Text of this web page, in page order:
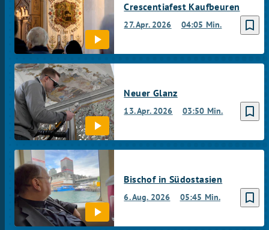
bookmark_border
27. Apr. 2026 04:05 Min.
Crescentiafest Kaufbeuren
bookmark_border
13. Apr. 2026 03:50 Min.
Neuer Glanz
bookmark_border
6. Aug. 2026 05:45 Min.
Bischof in Südostasien